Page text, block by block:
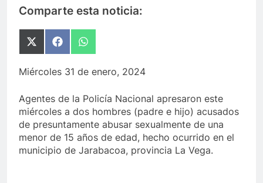
Comparte esta noticia:
Compartir
en
(Twitter)
Compartir
en
Compartir
en
Miércoles 31 de enero, 2024
Agentes de la Policía Nacional apresaron este
miércoles a dos hombres (padre e hijo) acusados
de presuntamente abusar sexualmente de una
menor de 15 años de edad, hecho ocurrido en el
municipio de Jarabacoa, provincia La Vega.